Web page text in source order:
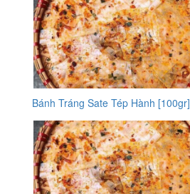
Bánh Tráng Sate Tép Hành [100gr]